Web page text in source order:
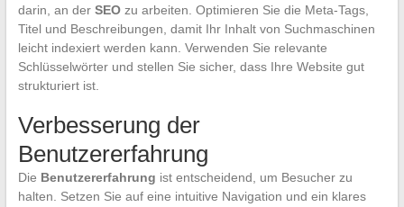
darin, an der SEOzu arbeiten. Optimieren Sie die Meta-Tags,
Titel und Beschreibungen, damit Ihr Inhalt von Suchmaschinen
leicht indexiert werden kann. Verwenden Sie relevante
Schlüsselwörter und stellen Sie sicher, dass Ihre Website gut
strukturiert ist.
Verbesserung der
Benutzererfahrung
Die Benutzererfahrung ist entscheidend, um Besucher zu
halten. Setzen Sie auf eine intuitive Navigation und ein klares